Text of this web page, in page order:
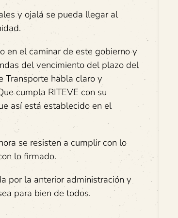
y ojalá se pueda llegar al
en elcaminar de este gobierno y
del vencimiento del plazo del
Transporte habla claro y
cumpla RITEVE con su
así está establecido en el
se resisten a cumplir con lo
lo firmado.
por la anterior administración y
para bien de todos.